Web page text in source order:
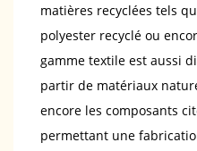
matières recyclées tels
polyester recyclé ou
gamme textile est aussi
partir de matériaux
encore les composants
permettant une